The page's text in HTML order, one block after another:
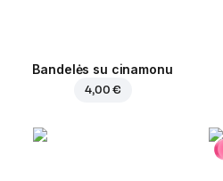
Bandelės su cinamonu
4,00 €